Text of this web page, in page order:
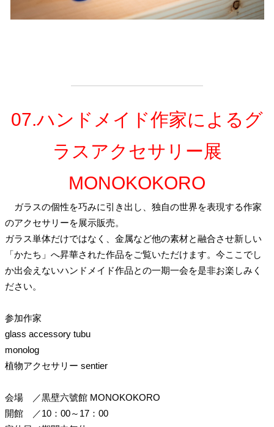
07.ハンドメイド作家によるグ
ラスアクセサリー展
MONOKOKORO
ガラスの個性を巧みに引き出し、独自の世界を表現する作家
のアクセサリーを展示販売。
ガラス単体だけではなく、金属など他の素材と融合させ新しい
「かたち」へ昇華された作品をご覧いただけます。今ここでし
か出会えないハンドメイド作品との一期一会を是非お楽しみく
ださい。
参加作家
glass accessory tubu
monolog
植物アクセサリー sentier
会場 ／黒壁六號館 MONOKOKORO
開館
／10：00～17：00